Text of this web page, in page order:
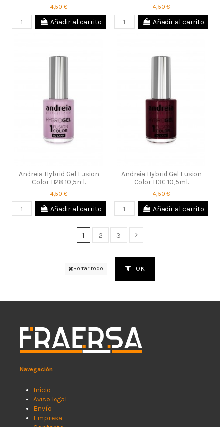
4,50 €
Añadir al carrito
4,50 €
Añadir al carrito
Andreia Hybrid Gel Fusion
Color H28 10,5ml.
4,50 €
Añadir al carrito
Andreia Hybrid Gel Fusion
Color H30 10,5ml.
4,50 €
Añadir al carrito
1 2 3
Borrar todo OK
Navegación
Inicio
Aviso legal
Envío
Empresa